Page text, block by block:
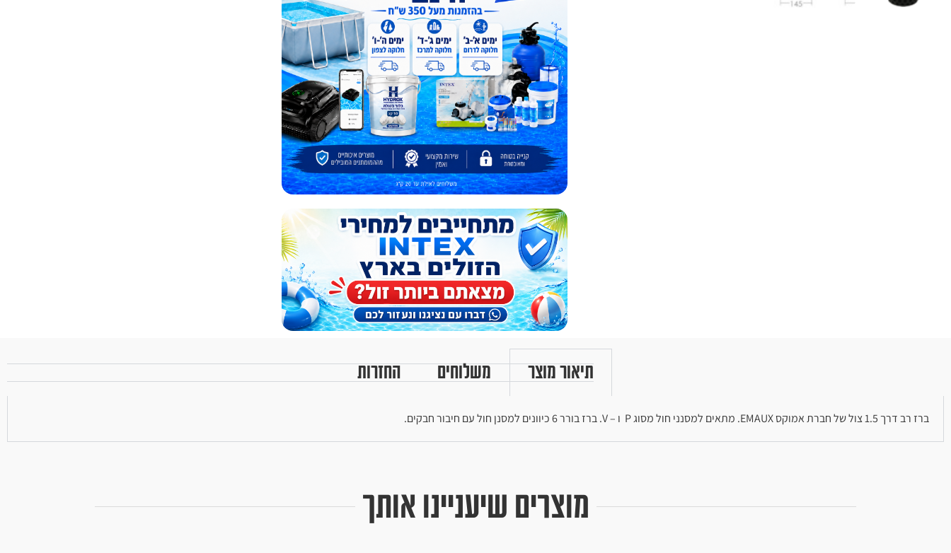
תיאור מוצר משלוחים החזרות
ברז רב דרך 1.5 צול של חברת אמוקס EMAUX. מתאים למסנני חול מסוג P ו – V. ברז בורר 6 כיוונים למסנן חול עם חיבור חבקים.
מוצרים שיעניינו אותך